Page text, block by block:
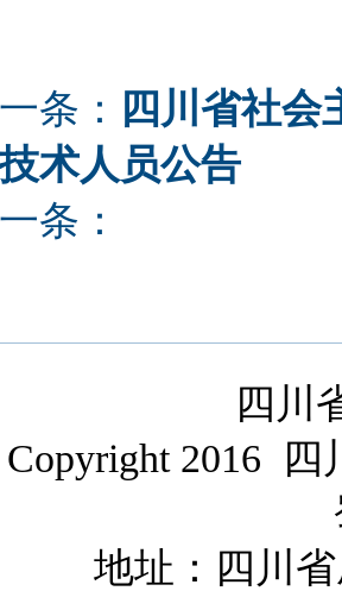
一条：
四川省社会
术人员公告
条：
四川
2016 四
地址：四川省